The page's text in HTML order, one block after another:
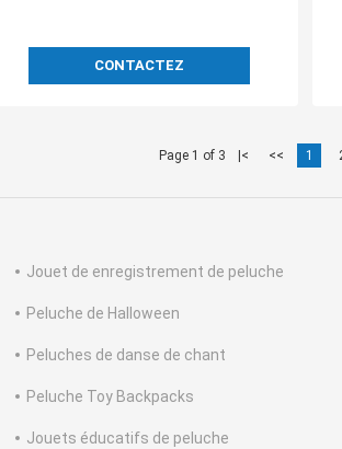
CONTACTEZ
Page 1 of 3 |< << 1
Jouet de enregistrement de peluche
Peluche de Halloween
Peluches de danse de chant
Peluche Toy Backpacks
Jouets éducatifs de peluche